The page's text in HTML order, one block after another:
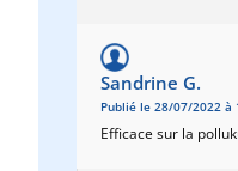
Sandrine G.
Publié le 28/07/2022 à
Efficace sur la